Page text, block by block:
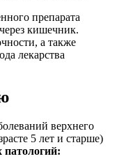
препарата
кишечник.
а также
лекарства
верхнего
5 лет и старше)